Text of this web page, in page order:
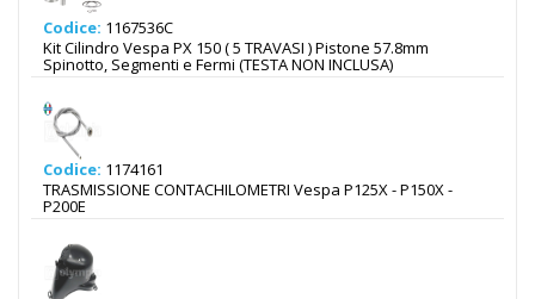
Codice: 1167536C
Kit Cilindro Vespa PX 150 ( 5 TRAVASI ) Pistone 57.8mm
Spinotto, Segmenti e Fermi (TESTA NON INCLUSA)
Codice: 1174161
TRASMISSIONE CONTACHILOMETRI Vespa P125X - P150X -
P200E